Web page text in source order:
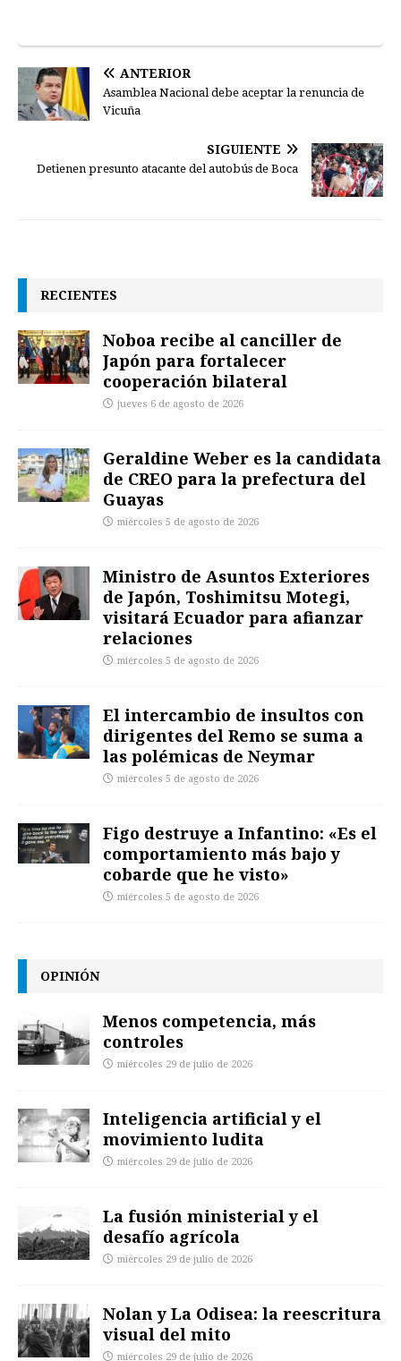
ANTERIOR
Asamblea Nacional debe aceptar la renuncia de
Vicuña
SIGUIENTE
Detienen presunto atacante del autobús de Boca
RECIENTES
Noboa recibe al canciller de
Japón para fortalecer
cooperación bilateral
jueves 6 de agosto de 2026
Geraldine Weber es la candidata
de CREO para la prefectura del
Guayas
miércoles 5 de agosto de 2026
Ministro de Asuntos Exteriores
de Japón, Toshimitsu Motegi,
visitará Ecuador para afianzar
relaciones
miércoles 5 de agosto de 2026
El intercambio de insultos con
dirigentes del Remo se suma a
las polémicas de Neymar
miércoles 5 de agosto de 2026
Figo destruye a Infantino: «Es el
comportamiento más bajo y
cobarde que he visto»
miércoles 5 de agosto de 2026
OPINIÓN
Menos competencia, más
controles
miércoles 29 de julio de 2026
Inteligencia artificial y el
movimiento ludita
miércoles 29 de julio de 2026
La fusión ministerial y el
desafío agrícola
miércoles 29 de julio de 2026
Nolan y La Odisea: la reescritura
visual del mito
miércoles 29 de julio de 2026